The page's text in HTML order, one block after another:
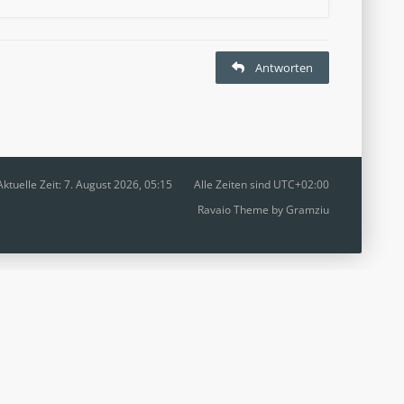
Antworten
Alle Zeiten sind UTC+02:00
Zeit: 7. August 2026, 05:15
Ravaio Theme byGramziu